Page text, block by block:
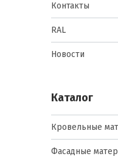
Контакты
RAL
Новости
Каталог
Кровельные
Фасадные